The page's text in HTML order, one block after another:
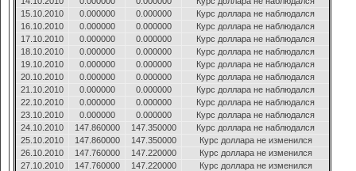
15.10.2010
0.000000 0.000000
Курс доллара не наблюдался
16.10.2010
0.000000 0.000000
Курс доллара не наблюдался
17.10.2010
0.000000 0.000000
Курс доллара не наблюдался
18.10.2010
0.000000 0.000000
Курс доллара не наблюдался
19.10.2010
0.000000 0.000000
Курс доллара не наблюдался
20.10.2010
0.000000 0.000000
Курс доллара не наблюдался
21.10.2010
0.000000 0.000000
Курс доллара не наблюдался
22.10.2010
0.000000 0.000000
Курс доллара не наблюдался
23.10.2010
0.000000 0.000000
Курс доллара не наблюдался
24.10.2010
147.860000 147.350000
Курс доллара не наблюдался
25.10.2010
147.860000 147.350000
Курс доллара не изменился
26.10.2010
147.760000 147.220000
Курс доллара не изменился
27.10.2010
147.760000 147.220000
Курс доллара не изменился